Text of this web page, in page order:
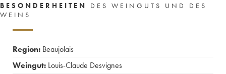
BESONDERHEITEN
DES WEINGUTS UND DES
WEINS
Region: Beaujolais
Weingut: Louis-Claude Desvignes